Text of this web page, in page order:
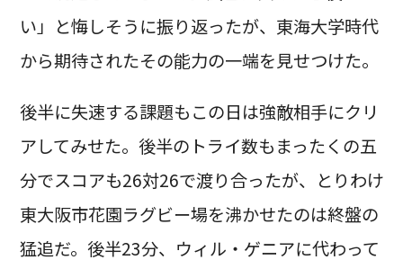
い」と悔しそうに振り返ったが、東海大学時代
から期待されたその能力の一端を見せつけた。
後半に失速する課題もこの日は強敵相手にクリ
アしてみせた。後半のトライ数もまったくの五
分でスコアも26対26で渡り合ったが、とりわけ
東大阪市花園ラグビー場を沸かせたのは終盤の
猛追だ。後半23分、ウィル・ゲニアに代わって